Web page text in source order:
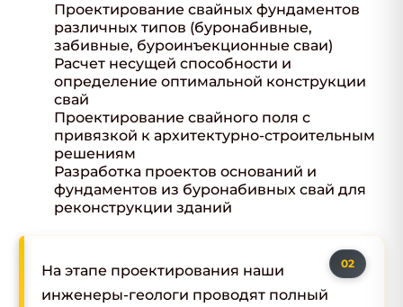
Проектирование свайных фундаментов
различных типов (буронабивные,
забивные, буроинъекционные сваи)
Расчет несущей способности и
определение оптимальной конструкции
свай
Проектирование свайного поля с
привязкой к архитектурно-строительным
решениям
Разработка проектов оснований и
фундаментов из буронабивных свай для
реконструкции зданий
На этапе проектирования наши
инженеры-геологи проводят полный